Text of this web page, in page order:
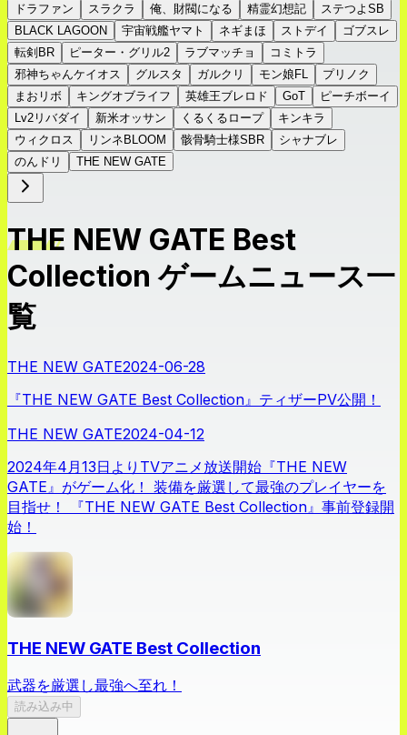
ドラファン
スラクラ 俺、財閥になる 精霊幻想記
ステつよSB
BLACK LAGOON
宇宙戦艦ヤマト ネギまほ ストデイ
ゴブスレ
転剣BR
ピーター・グリル2 ラブマッチョ
コミトラ
邪神ちゃんケイオス
グルスタ ガルクリ モン娘FL
プリノク
まおリボ
キングオブライフ 英雄王ブレロド GoT
ピーチボーイ
Lv2リバダイ
新米オッサン くるくるロープ
キンキラ
ウィクロス
リンネBLOOM 骸骨騎士様SBR
シャナブレ
のんドリ
THE NEW GATE
THE NEW GATE Best
Collection ゲームニュース一
覧
THE NEW GATE2024-06-28
『THE NEW GATE Best Collection』ティザーPV公開！
THE NEW GATE2024-04-12
2024年4月13日よりTVアニメ放送開始『THE NEW
GATE』がゲーム化！ 装備を厳選して最強のプレイヤーを
目指せ！ 『THE NEW GATE Best Collection』事前登録開
始！
THE NEW GATE Best Collection
武器を厳選し最強へ至れ！
読み込み中